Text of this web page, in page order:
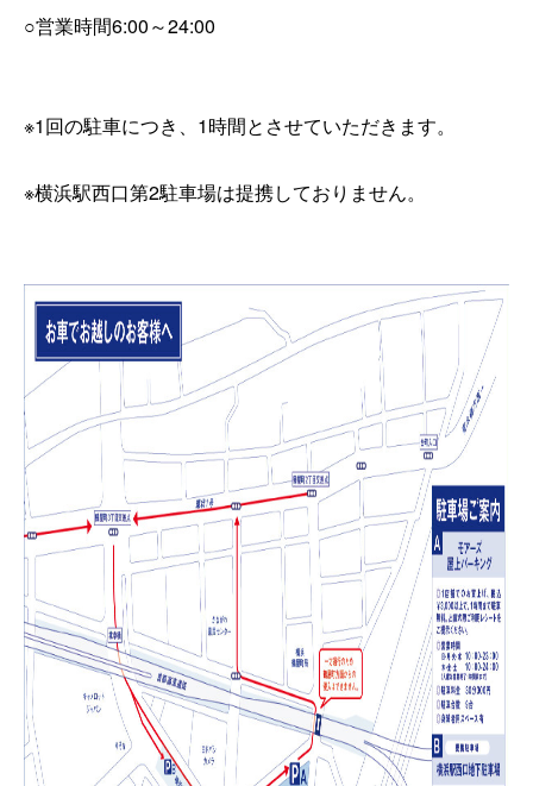
○営業時間6:00～24:00
※1回の駐車につき、1時間とさせていただきます。
※横浜駅西口第2駐車場は提携しておりません。